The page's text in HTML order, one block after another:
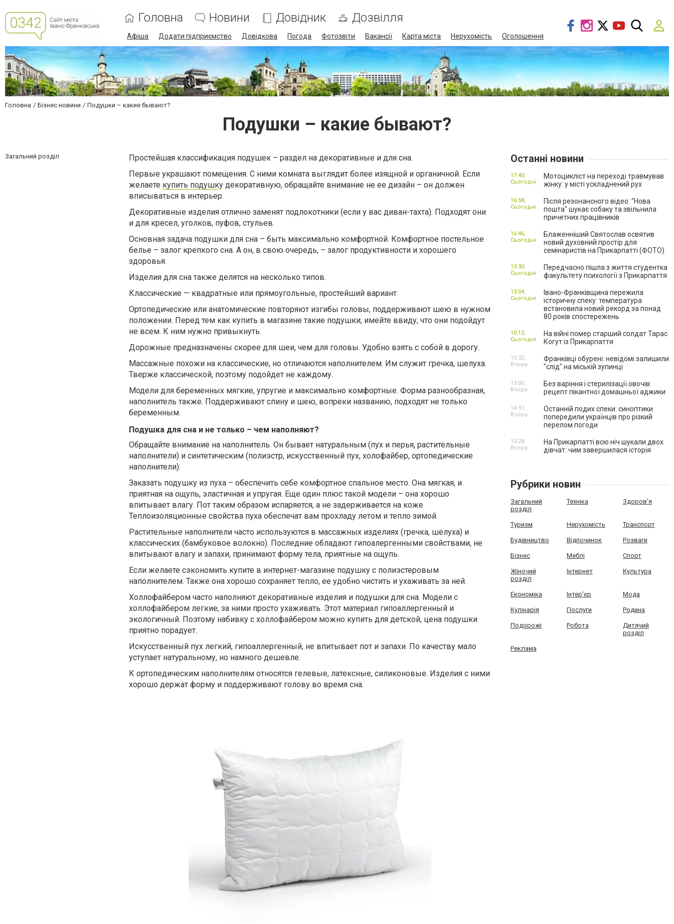
Головна Новини Довідник Дозвілля
Афіша Додати підприємство Довідкова Погода Фотозвіти Вакансії Карта міста Нерухомість Оголошення
Головна Бізнес новини Подушки – какие бывают?
Подушки – какие бывают?
Загальний розділ
Простейшая классификация подушек – раздел на декоративные и для сна.
Первые украшают помещения. С ними комната выглядит более изящной и органичной. Если
желаете купить подушку декоративную, обращайте внимание не ее дизайн – он должен
вписываться в интерьер.
Декоративные изделия отлично заменят подлокотники (если у вас диван-тахта). Подходят они
и для кресел, уголков, пуфов, стульев.
Основная задача подушки для сна – быть максимально комфортной. Комфортное постельное
белье – залог крепкого сна. А он, в свою очередь, – залог продуктивности и хорошего
здоровья.
Изделия для сна также делятся на несколько типов.
Классические — квадратные или прямоугольные, простейший вариант.
Ортопедические или анатомические повторяют изгибы головы, поддерживают шею в нужном
положении. Перед тем как купить в магазине такие подушки, имейте ввиду, что они подойдут
не всем. К ним нужно привыкнуть.
Дорожные предназначены скорее для шеи, чем для головы. Удобно взять с собой в дорогу.
Массажные похожи на классические, но отличаются наполнителем. Им служит гречка, шелуха.
Тверже классической, поэтому подойдет не каждому.
Модели для беременных мягкие, упругие и максимально комфортные. Форма разнообразная,
наполнитель также. Поддерживают спину и шею, вопреки названию, подходят не только
беременным.
Подушка для сна и не только – чем наполняют?
Обращайте внимание на наполнитель. Он бывает натуральным (пух и перья, растительные
наполнители) и синтетическим (полиэстр, искусственный пух, холофайбер, ортопедические
наполнители).
Заказать подушку из пуха – обеспечить себе комфортное спальное место. Она мягкая, и
приятная на ощупь, эластичная и упругая. Еще один плюс такой модели – она хорошо
впитывает влагу. Пот таким образом испаряется, а не задерживается на коже.
Теплоизоляционные свойства пуха обеспечат вам прохладу летом и тепло зимой.
Растительные наполнители часто используются в массажных изделиях (гречка, шелуха) и
классических (бамбуковое волокно). Последние обладают гипоалергенными свойствами, не
впитывают влагу и запахи, принимают форму тела, приятные на ощупь.
Если желаете сэкономить купите в интернет-магазине подушку с полиэстеровым
наполнителем. Также она хорошо сохраняет тепло, ее удобно чистить и ухаживать за ней.
Холлофайбером часто наполняют декоративные изделия и подушки для сна. Модели с
холлофайбером легкие, за ними просто ухаживать. Этот материал гипоаллергенный и
экологичный. Поэтому набивку с холлофайбером можно купить для детской, цена подушки
приятно порадует.
Искусственный пух легкий, гипоаллергенный, не впитывает пот и запахи. По качеству мало
уступает натуральному, но намного дешевле.
К ортопедическим наполнителям относятся гелевые, латексные, силиконовые. Изделия с ними
хорошо держат форму и поддерживают голову во время сна.
Останні новини
Мотоцикліст на переході травмував
жінку: у місті ускладнений рух
17:40,
Сьогодні
Після резонансного відео: "Нова
пошта" шукає собаку та звільнила
причетних працівників
16:58,
Сьогодні
Блаженніший Святослав освятив
новий духовний простір для
семінаристів на Прикарпатті (ФОТО)
16:46,
Сьогодні
Передчасно пішла з життя студентка
факультету психології з Прикарпаття
13:30,
Сьогодні
Івано-Франківщина пережила
історичну спеку: температура
встановила новий рекорд за понад
80 років спостережень
13:04,
Сьогодні
На війні помер старший солдат Тарас
Когут із Прикарпаття
10:12,
Сьогодні
Франківці обурені: невідомі залишили
"слід" на міській зупинці
15:32,
Вчора
Без варіння і стерилізації овочів:
рецепт пікантної домашньої аджики
15:00,
Вчора
Останній подих спеки: синоптики
попередили українців про різкий
перелом погоди
14:37,
Вчора
На Прикарпатті всю ніч шукали двох
дівчат: чим завершилася історія
12:28,
Вчора
Рубрики новин
Загальний
розділ
Техніка Здоров'я
Туризм Нерухомість Транспорт
Будівництво Відпочинок Розваги
Бізнес Меблі Спорт
Жіночий
розділ
Інтернет Культура
Економіка Інтер'єр Мода
Кулінарія Послуги Родина
Подорожі Робота
Дитячий
розділ
Реклама